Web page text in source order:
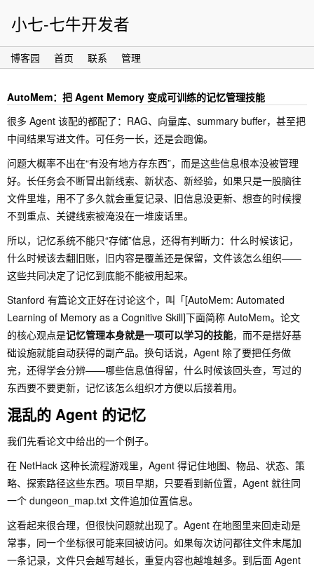
小七-七牛开发者
博客园 首页 联系 管理
AutoMem：把 Agent Memory 变成可训练的记忆管理技能
很多 Agent 该配的都配了：RAG、向量库、summary buffer，甚至把
中间结果写进文件。可任务一长，还是会跑偏。
问题大概率不出在“有没有地方存东西”，而是这些信息根本没被管理
好。长任务会不断冒出新线索、新状态、新经验，如果只是一股脑往
文件里堆，用不了多久就会重复记录、旧信息没更新、想查的时候搜
不到重点、关键线索被淹没在一堆废话里。
所以，记忆系统不能只“存储”信息，还得有判断力：什么时候该记，
什么时候该去翻旧账，旧内容是覆盖还是保留，文件该怎么组织——
这些共同决定了记忆到底能不能被用起来。
Stanford 有篇论文正好在讨论这个，叫「[AutoMem: Automated
Learning of Memory as a Cognitive Skill]下面简称 AutoMem。论文
的核心观点是记忆管理本身就是一项可以学习的技能，而不是搭好基
础设施就能自动获得的副产品。换句话说，Agent 除了要把任务做
完，还得学会分辨——哪些信息值得留，什么时候该回头查，写过的
东西要不要更新，记忆该怎么组织才方便以后接着用。
混乱的 Agent 的记忆
我们先看论文中给出的一个例子。
在 NetHack 这种长流程游戏里，Agent 得记住地图、物品、状态、策
略、探索路径这些东西。项目早期，只要看到新位置，Agent 就往同
一个 dungeon_map.txt 文件追加位置信息。
这看起来很合理，但很快问题就出现了。Agent 在地图里来回走动是
常事，同一个坐标很可能来回被访问。如果每次访问都往文件末尾加
一条记录，文件只会越写越长，重复内容也越堆越多。到后面 Agent